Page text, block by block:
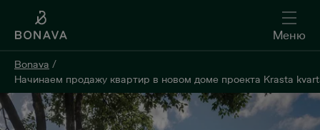
Меню
Bonava /
Начинаем продажу квартир в новом доме проекта Krasta